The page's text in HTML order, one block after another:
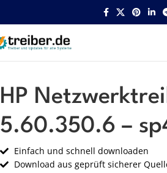
Startseite HP Netzwerk
HP
5.60.350.6 –
Einfach und schnell downloaden
Download aus geprüft sicherer